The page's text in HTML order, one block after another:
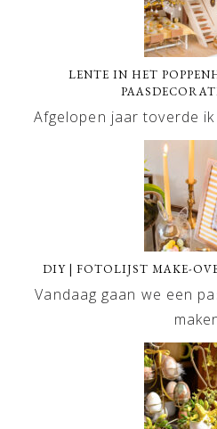
LENTE IN HET
Afgelopen jaar toverde
DIY | FOTOLIJST MAKE-
Vandaag gaan we een